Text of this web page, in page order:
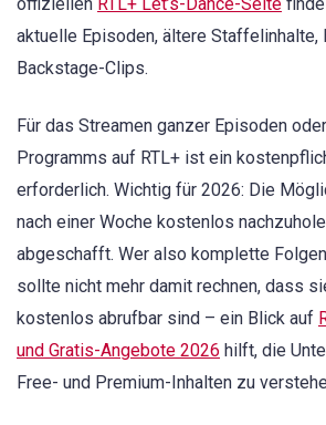
aktuelle Episoden, ältere Staffelinhalte,
Backstage-Clips.
Für das Streamen ganzer Episoden
Programms auf RTL+ ist ein
erforderlich. Wichtig für 2026: Die
nach einer Woche kostenlos
abgeschafft. Wer also komplette
sollte nicht mehr damit rechnen, dass
kostenlos abrufbar sind – ein Blick auf
und Gratis-Angebote 2026 hilft, die
Free- und Premium-Inhalten zu